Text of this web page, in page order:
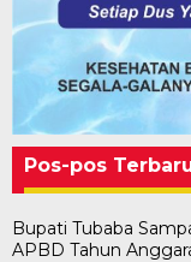
Pos-pos
Bupati Tubaba
APBD Tahun